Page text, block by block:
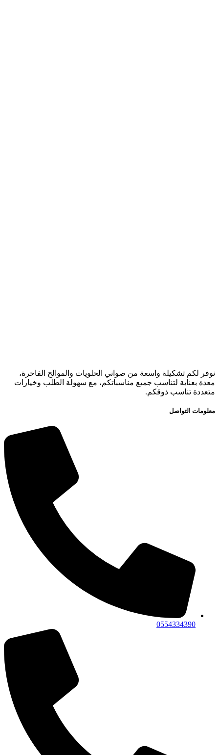
نوفر لكم تشكيلة واسعة من صواني الحلويات والموالح الفاخرة،
معدة بعناية لتناسب جميع مناسباتكم، مع سهولة الطلب وخيارات
متعددة تناسب ذوقكم.
معلومات التواصل
0554334390